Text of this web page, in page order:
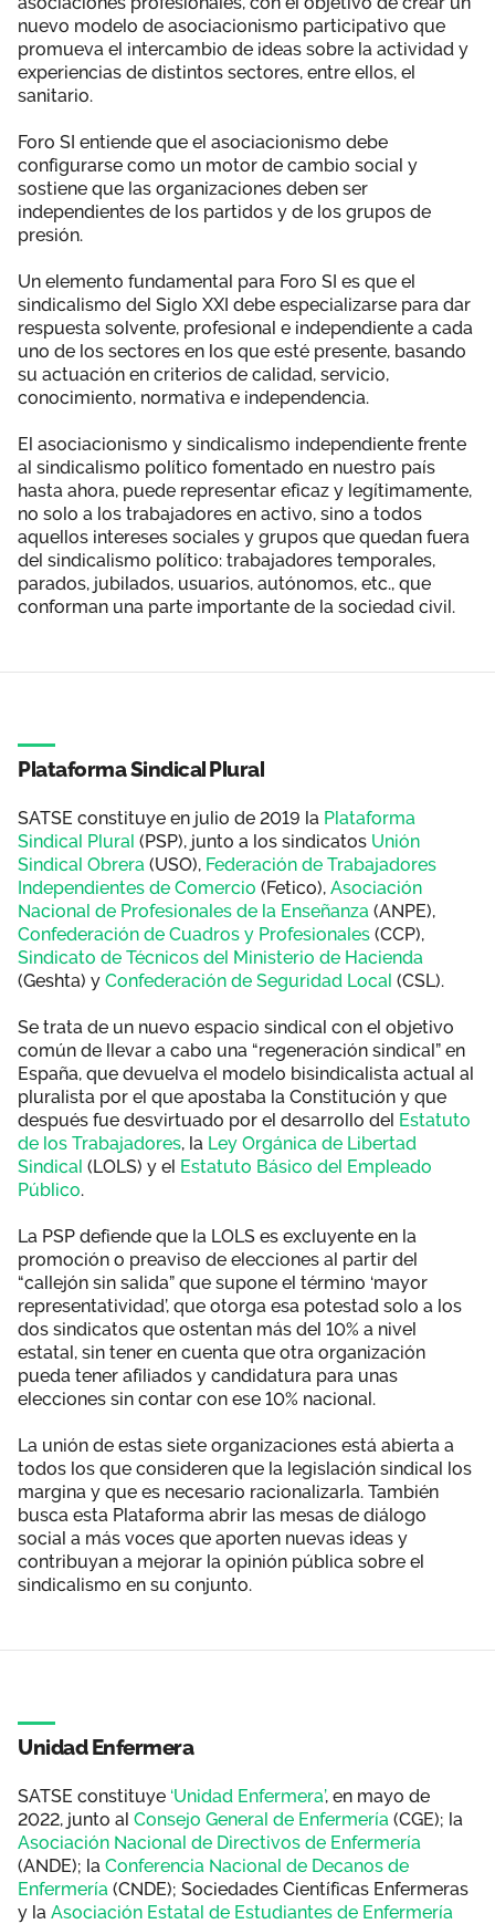
nuevo modelo de asociacionismo participativo que
promueva el intercambio de ideas sobre la actividad y
experiencias de distintos sectores, entre ellos, el
sanitario.
Foro SI entiende que el asociacionismo debe
configurarse como un motor de cambio social y
sostiene que las organizaciones deben ser
independientes de los partidos y de los grupos de
presión.
Un elemento fundamental para Foro SI es que el
sindicalismo del Siglo XXI debe especializarse para dar
respuesta solvente, profesional e independiente a cada
uno de los sectores en los que esté presente, basando
su actuación en criterios de calidad, servicio,
conocimiento, normativa e independencia.
El asociacionismo y sindicalismo independiente frente
al sindicalismo político fomentado en nuestro país
hasta ahora, puede representar eficaz y legítimamente,
no solo a los trabajadores en activo, sino a todos
aquellos intereses sociales y grupos que quedan fuera
del sindicalismo político: trabajadores temporales,
parados, jubilados, usuarios, autónomos, etc., que
conforman una parte importante de la sociedad civil.
Plataforma Sindical Plural
SATSE constituye en julio de 2019 la Plataforma
Sindical Plural (PSP), junto a los sindicatos Unión
Sindical Obrera (USO), Federación de Trabajadores
Independientes de Comercio (Fetico), Asociación
Nacional de Profesionales de la Enseñanza (ANPE),
Confederación de Cuadros y Profesionales (CCP),
Sindicato de Técnicos del Ministerio de Hacienda
(Geshta) y Confederación de Seguridad Local (CSL).
Se trata de un nuevo espacio sindical con el objetivo
común de llevar a cabo una “regeneración sindical” en
España, que devuelva el modelo bisindicalista actual al
pluralista por el que apostaba la Constitución y que
después fue desvirtuado por el desarrollo del Estatuto
de los Trabajadores, la Ley Orgánica de Libertad
Sindical (LOLS) y el Estatuto Básico del Empleado
Público.
La PSP defiende que la LOLS es excluyente en la
promoción o preaviso de elecciones al partir del
“callejón sin salida” que supone el término ‘mayor
representatividad’, que otorga esa potestad solo a los
dos sindicatos que ostentan más del 10% a nivel
estatal, sin tener en cuenta que otra organización
pueda tener afiliados y candidatura para unas
elecciones sin contar con ese 10% nacional.
La unión de estas siete organizaciones está abierta a
todos los que consideren que la legislación sindical los
margina y que es necesario racionalizarla. También
busca esta Plataforma abrir las mesas de diálogo
social a más voces que aporten nuevas ideas y
contribuyan a mejorar la opinión pública sobre el
sindicalismo en su conjunto.
Unidad Enfermera
SATSE constituye ‘Unidad Enfermera’, en mayo de
2022, junto al Consejo General de Enfermería (CGE); la
Asociación Nacional de Directivos de Enfermería
(ANDE); la Conferencia Nacional de Decanos de
Enfermería (CNDE); Sociedades Científicas Enfermeras
y la Asociación Estatal de Estudiantes de Enfermería